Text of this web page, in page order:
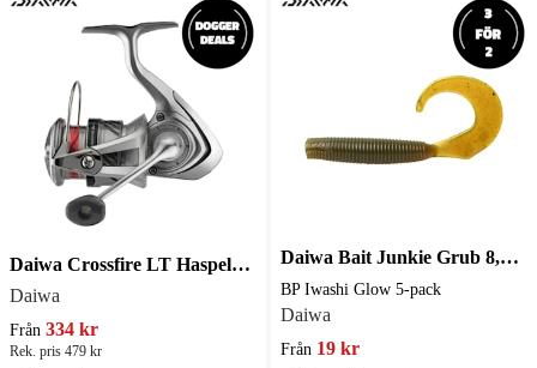
Daiwa Crossfire LT Haspelrulle
Daiwa
Från 334 kr
Rek. pris 479 kr
Daiwa Bait Junkie Grub 8,8 cm
BP Iwashi Glow 5-pack
Daiwa
Från 19 kr